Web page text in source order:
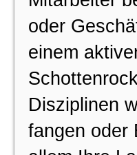
Teamevent
oder
einem
Disziplinen
fangen oder